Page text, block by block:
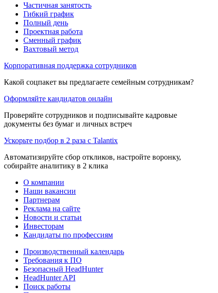
Частичная занятость
Гибкий график
Полный день
Проектная работа
Сменный график
Вахтовый метод
Корпоративная поддержка сотрудников
Какой соцпакет вы предлагаете семейным сотрудникам?
Оформляйте кандидатов онлайн
Проверяйте сотрудников и подписывайте кадровые
документы без бумаг и личных встреч
Ускорьте подбор в 2 раза с Talantix
Автоматизируйте сбор откликов, настройте воронку,
собирайте аналитику в 2 клика
О компании
Наши вакансии
Партнерам
Реклама на сайте
Новости и статьи
Инвесторам
Кандидаты по профессиям
Производственный календарь
Требования к ПО
Безопасный HeadHunter
HeadHunter API
Поиск работы